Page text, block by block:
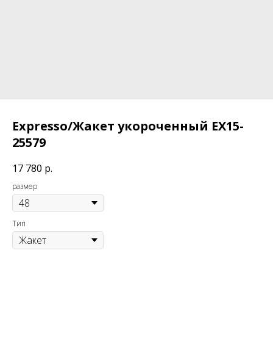
Expresso/Жакет укороченный EX15-
25579
17 780 р.
размер
Тип